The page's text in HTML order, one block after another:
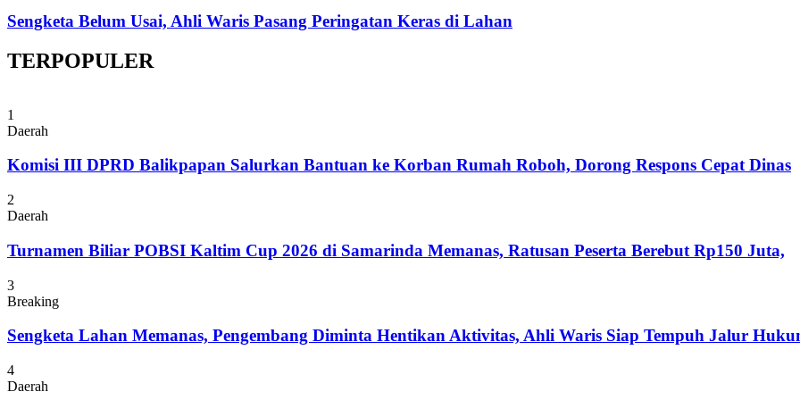
Sengketa Belum Usai, Ahli Waris Pasang Peringatan Keras di Lahan
TERPOPULER
1
Daerah
Komisi III DPRD Balikpapan Salurkan Bantuan ke Korban Rumah Roboh, Dorong Respons Cepat Dinas
2
Daerah
Turnamen Biliar POBSI Kaltim Cup 2026 di Samarinda Memanas, Ratusan Peserta Berebut Rp150 Juta,
3
Breaking
Sengketa Lahan Memanas, Pengembang Diminta Hentikan Aktivitas, Ahli Waris Siap Tempuh Jalur
4
Daerah